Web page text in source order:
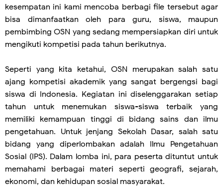
kesempatan ini kami mencoba berbagi file tersebut agar
bisa dimanfaatkan oleh para guru, siswa, maupun
pembimbing OSN yang sedang mempersiapkan diri untuk
mengikuti kompetisi pada tahun berikutnya.
Seperti yang kita ketahui, OSN merupakan salah satu
ajang kompetisi akademik yang sangat bergengsi bagi
siswa di Indonesia. Kegiatan ini diselenggarakan setiap
tahun untuk menemukan siswa-siswa terbaik yang
memiliki kemampuan tinggi di bidang sains dan ilmu
pengetahuan. Untuk jenjang Sekolah Dasar, salah satu
bidang yang diperlombakan adalah Ilmu Pengetahuan
Sosial (IPS). Dalam lomba ini, para peserta dituntut untuk
memahami berbagai materi seperti geografi, sejarah,
ekonomi, dan kehidupan sosial masyarakat.